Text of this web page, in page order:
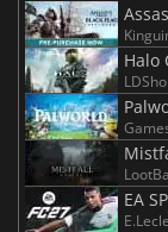
Halo
EA